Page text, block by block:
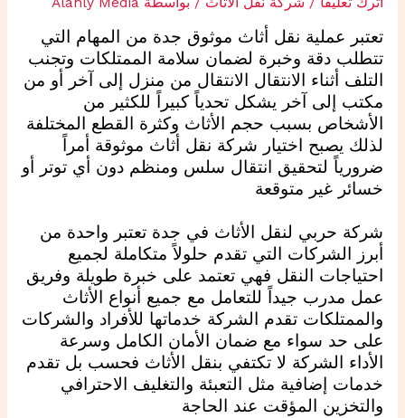
تعتبر عملية نقل أثاث موثوق جدة من المهام التي
تتطلب دقة وخبرة لضمان سلامة الممتلكات وتجنب
التلف أثناء الانتقال الانتقال من منزل إلى آخر أو من
مكتب إلى آخر يشكل تحدياً كبيراً للكثير من
الأشخاص بسبب حجم الأثاث وكثرة القطع المختلفة
لذلك يصبح اختيار شركة نقل أثاث موثوقة أمراً
ضرورياً لتحقيق انتقال سلس ومنظم دون أي توتر أو
خسائر غير متوقعة
شركة حربي لنقل الأثاث في جدة تعتبر واحدة من
أبرز الشركات التي تقدم حلولاً متكاملة لجميع
احتياجات النقل فهي تعتمد على خبرة طويلة وفريق
عمل مدرب جيداً للتعامل مع جميع أنواع الأثاث
والممتلكات تقدم الشركة خدماتها للأفراد والشركات
على حد سواء مع ضمان الأمان الكامل وسرعة
الأداء الشركة لا تكتفي بنقل الأثاث فحسب بل تقدم
خدمات إضافية مثل التعبئة والتغليف الاحترافي
والتخزين المؤقت عند الحاجة